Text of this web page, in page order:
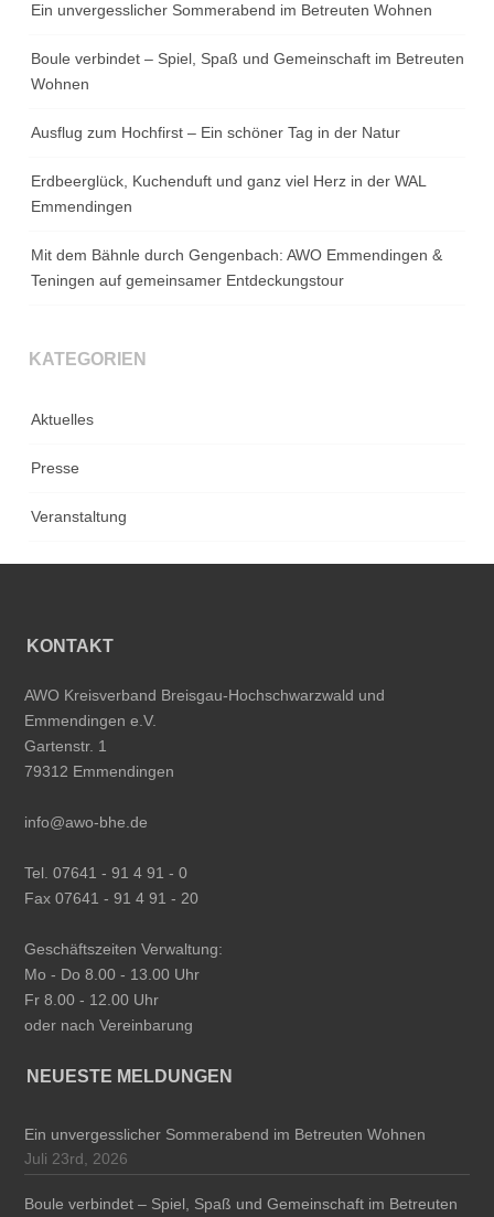
Ein unvergesslicher Sommerabend im Betreuten Wohnen
Boule verbindet – Spiel, Spaß und Gemeinschaft im Betreuten
Wohnen
Ausflug zum Hochfirst – Ein schöner Tag in der Natur
Erdbeerglück, Kuchenduft und ganz viel Herz in der WAL
Emmendingen
Mit dem Bähnle durch Gengenbach: AWO Emmendingen &
Teningen auf gemeinsamer Entdeckungstour
KATEGORIEN
Aktuelles
Presse
Veranstaltung
KONTAKT
AWO Kreisverband Breisgau-Hochschwarzwald und
Emmendingen e.V.
Gartenstr. 1
79312 Emmendingen
info@awo-bhe.de
Tel. 07641 - 91 4 91 - 0
Fax 07641 - 91 4 91 - 20
Geschäftszeiten Verwaltung:
Mo - Do 8.00 - 13.00 Uhr
Fr 8.00 - 12.00 Uhr
oder nach Vereinbarung
NEUESTE MELDUNGEN
Ein unvergesslicher Sommerabend im Betreuten Wohnen
Juli 23rd, 2026
Boule verbindet – Spiel, Spaß und Gemeinschaft im Betreuten